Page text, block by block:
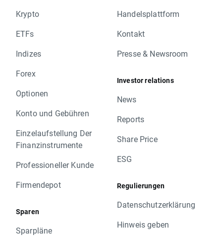
Krypto
ETFs
Indizes
Forex
Optionen
Konto und Gebühren
Einzelaufstellung Der
Finanzinstrumente
Professioneller Kunde
Firmendepot
Sparen
Sparpläne
Handelsplattform
Kontakt
Presse & Newsroom
Investor relations
News
Reports
Share Price
ESG
Regulierungen
Datenschutzerklärung
Hinweis geben